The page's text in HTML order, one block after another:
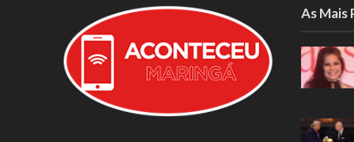
As Mais